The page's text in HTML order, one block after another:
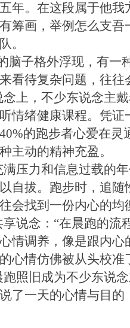
年。在这段属于他我
筹画，举例怎么支吾
。
脑子格外浮现，有一
看待复杂问题，往往
上，不少东说念主
情绪健康课程。凭证
的跑步者心爱在灵
主动的精神充盈。
压力和信息过载的
自拔。跑步时，追随
会找到一份内心的均
说念：“在晨跑的流
情调养，像是跟内心
心情仿佛被从头校准
照旧成为不少东说
了一天的心情与目的